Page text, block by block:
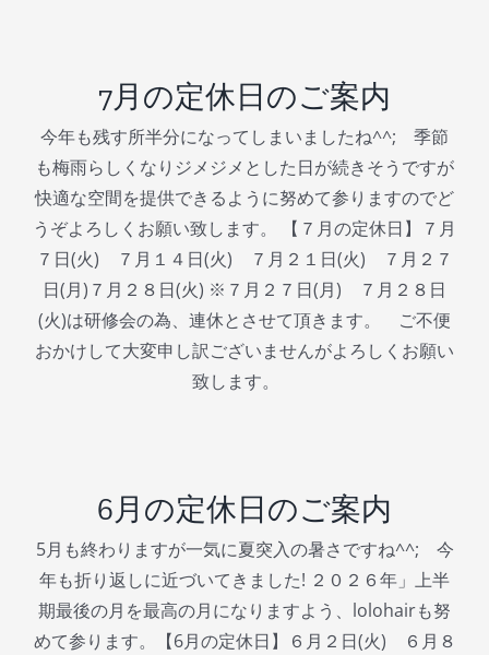
7月の定休日のご案内
今年も残す所半分になってしまいましたね^^; 季節
も梅雨らしくなりジメジメとした日が続きそうですが
快適な空間を提供できるように努めて参りますのでど
うぞよろしくお願い致します。 【７月の定休日】７月
７日(火) ７月１４日(火) ７月２１日(火) ７月２７
日(月)７月２８日(火) ※７月２７日(月) ７月２８日
(火)は研修会の為、連休とさせて頂きます。 ご不便
おかけして大変申し訳ございませんがよろしくお願い
致します。
6月の定休日のご案内
5月も終わりますが一気に夏突入の暑さですね^^; 今
年も折り返しに近づいてきました! ２０２６年」上半
期最後の月を最高の月になりますよう、lolohairも努
めて参ります。【6月の定休日】６月２日(火) ６月８